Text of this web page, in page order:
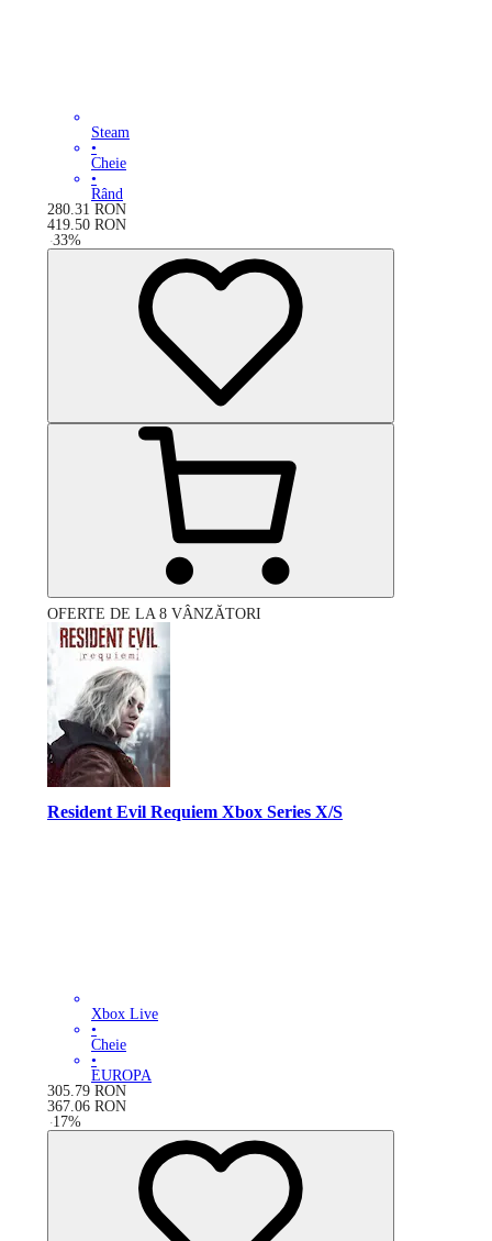
Steam
•
Cheie
•
Rând
280.31 RON
419.50 RON
-33%
OFERTE DE LA 8 VÂNZĂTORI
Resident Evil Requiem Xbox Series X/S
Xbox Live
•
Cheie
•
EUROPA
305.79 RON
367.06 RON
-17%